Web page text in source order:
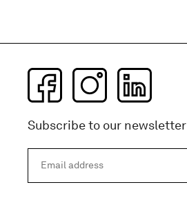
Subscribe to our newsletter